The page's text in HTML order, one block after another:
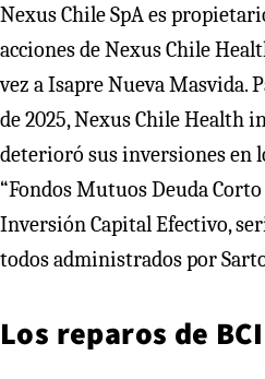
Nexus Chile SpA es
acciones de Nexus Chile
vez a Isapre Nueva Masvida.
de 2025, Nexus Chile Health
deterioró sus inversiones en
“Fondos Mutuos Deuda
Inversión Capital Efectivo,
todos administrados por
Los reparos de BCI